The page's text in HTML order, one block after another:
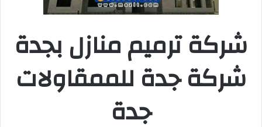
شركة ترميم منازل بجدة
شركة جدة للممقاولات
جدة